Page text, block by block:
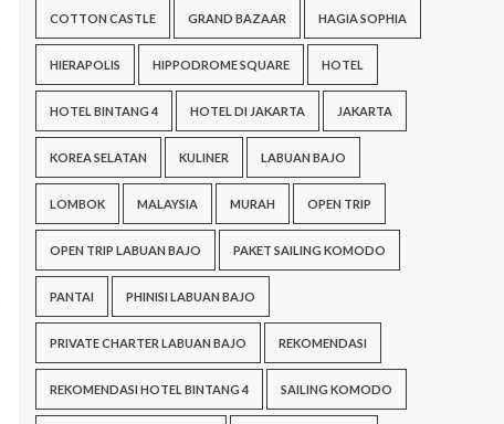
COTTON CASTLE GRAND BAZAAR HAGIA SOPHIA
HIERAPOLIS HIPPODROME SQUARE HOTEL
HOTEL BINTANG 4 HOTEL DI JAKARTA JAKARTA
KOREA SELATAN KULINER LABUAN BAJO
LOMBOK MALAYSIA MURAH OPEN TRIP
OPEN TRIP LABUAN BAJO PAKET SAILING KOMODO
PANTAI PHINISI LABUAN BAJO
PRIVATE CHARTER LABUAN BAJO REKOMENDASI
REKOMENDASI HOTEL BINTANG 4 SAILING KOMODO